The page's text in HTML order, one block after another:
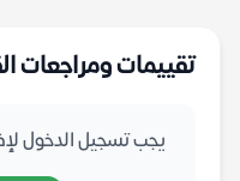
تقييمات ومراجعات
يجب تسجيل الدخول